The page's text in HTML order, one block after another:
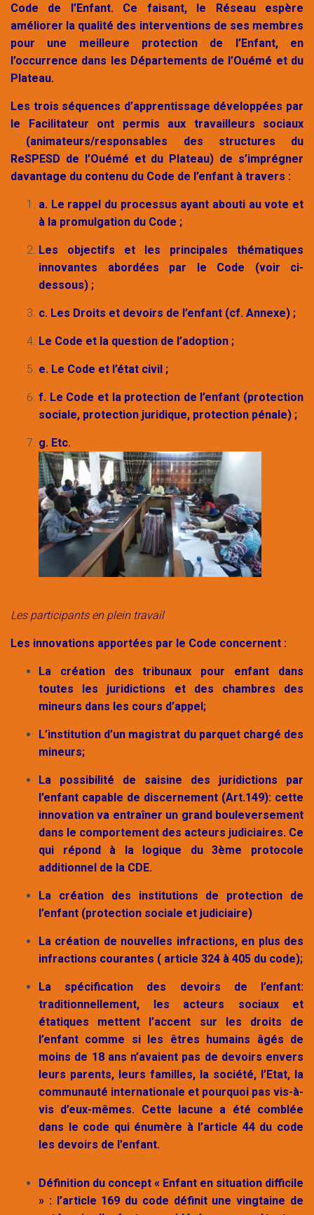
Code de l’Enfant. Ce faisant, le Réseau espère
améliorer la qualité des interventions de ses membres
pour une meilleure protection de l’Enfant, en
l’occurrence dans les Départements de l’Ouémé et du
Plateau.
Les trois séquences d’apprentissage développées par
le Facilitateur ont permis aux travailleurs sociaux
(animateurs/responsables des structures du
ReSPESD de l’Ouémé et du Plateau) de s’imprégner
davantage du contenu du Code de l’enfant à travers :
a. Le rappel du processus ayant abouti au vote et
à la promulgation du Code ;
Les objectifs et les principales thématiques
innovantes abordées par le Code (voir ci-
dessous) ;
c. Les Droits et devoirs de l’enfant (cf. Annexe) ;
Le Code et la question de l’adoption ;
e. Le Code et l’état civil ;
f. Le Code et la protection de l’enfant (protection
sociale, protection juridique, protection pénale) ;
g. Etc.
Les participants en plein travail
Les innovations apportées par le Code concernent :
La création des tribunaux pour enfant dans
toutes les juridictions et des chambres des
mineurs dans les cours d’appel;
L’institution d’un magistrat du parquet chargé des
mineurs;
La possibilité de saisine des juridictions par
l’enfant capable de discernement (Art.149): cette
innovation va entraîner un grand bouleversement
dans le comportement des acteurs judiciaires. Ce
qui répond à la logique du 3ème protocole
additionnel de la CDE.
La création des institutions de protection de
l’enfant (protection sociale et judiciaire)
La création de nouvelles infractions, en plus des
infractions courantes ( article 324 à 405 du code);
La spécification des devoirs de l’enfant:
traditionnellement, les acteurs sociaux et
étatiques mettent l’accent sur les droits de
l’enfant comme si les êtres humains âgés de
moins de 18 ans n’avaient pas de devoirs envers
leurs parents, leurs familles, la société, l’Etat, la
communauté internationale et pourquoi pas vis-à-
vis d’eux-mêmes. Cette lacune a été comblée
dans le code qui énumère à l’article 44 du code
les devoirs de l’enfant.
Définition du concept « Enfant en situation difficile
» : l’article 169 du code définit une vingtaine de